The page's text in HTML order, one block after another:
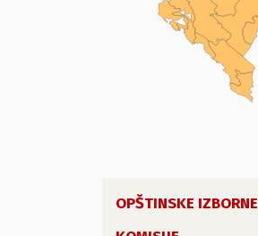
OPŠTINSKE IZBORNE